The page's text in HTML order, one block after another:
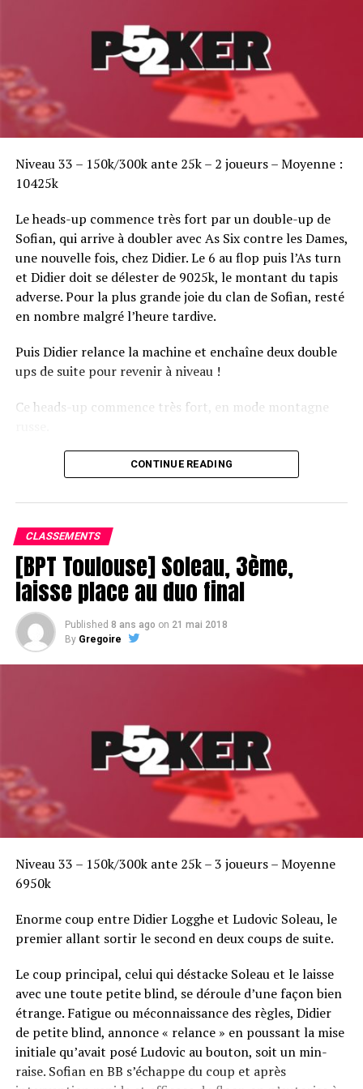
Patrick Bruel : 153,8k
Bruno Fitoussi : 112k
Isabelle Mercier : 27k
Nicolas Ragot : 56k
Nicolas Chapuis : 78k
Jacques Zaicik : 18k
Davidi Kitai : 40k
Fabien Perrot : 20k
Bertrand Grospellier : 62,5k
Léo Truche : 9k
Cyril Hanouna : 120k
Basile Yaiche : 124k
Joel Benzinou : 50k
Florent Desgouttes : 95k
Viktor Blom : 144,7k
Estelle Denis : 55k
Raphaël Kroll : 108k
Nicolas Dervaux : 40k
Bonne soirée et à demain pour une journée qui
s’annonce des plus alléchantes.
RELATED TOPICS:
Pokerstars.fr
DON'T MISS
Niveau 33 – 150k/300k ante 25k – 2 joueurs – Moyenne :
10425k
Le heads-up commence très fort par un double-up de
Sofian, qui arrive à doubler avec As Six contre les Dames,
une nouvelle fois, chez Didier. Le 6 au flop puis l’As turn
et Didier doit se délester de 9025k, le montant du tapis
adverse. Pour la plus grande joie du clan de Sofian, resté
en nombre malgré l’heure tardive.
Puis Didier relance la machine et enchaîne deux double
ups de suite pour revenir à niveau !
Ce heads-up commence très fort, en mode montagne
Le champagne va réchauffer si les deux finalistes ne se décident pas !
CONTINUE READING
CLASSEMENTS
[BPT Toulouse] Soleau, 3ème,
laisse place au duo final
Published 8 ans ago on 21 mai 2018
By Gregoire
Niveau 33 – 150k/300k ante 25k – 3 joueurs – Moyenne
6950k
Enorme coup entre Didier Logghe et Ludovic Soleau, le
premier allant sortir le second en deux coups de suite.
Le coup principal, celui qui déstacke Soleau et le laisse
avec une toute petite blind, se déroule d’une façon bien
étrange. Fatigue ou méconnaissance des règles, Didier
de petite blind, annonce « relance » en poussant la mise
initiale qu’avait posé Ludovic au bouton, soit un min-
raise. Sofian en BB s’échappe du coup et après